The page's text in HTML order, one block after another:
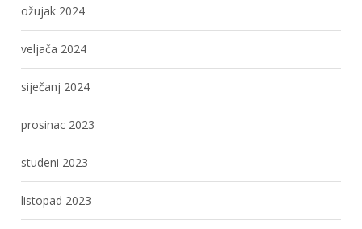
ožujak 2024
veljača 2024
siječanj 2024
prosinac 2023
studeni 2023
listopad 2023